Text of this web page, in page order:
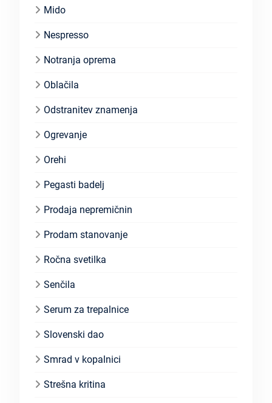
Mido
Nespresso
Notranja oprema
Oblačila
Odstranitev znamenja
Ogrevanje
Orehi
Pegasti badelj
Prodaja nepremičnin
Prodam stanovanje
Ročna svetilka
Senčila
Serum za trepalnice
Slovenski dao
Smrad v kopalnici
Strešna kritina